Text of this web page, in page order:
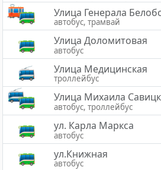
Улица Генерала
автобус, трамвай
Улица Доломитовая
автобус
Улица Медицинская
троллейбус
Улица Михаила
автобус, троллейбус
ул. Карла Маркса
автобус
ул.Книжная
автобус